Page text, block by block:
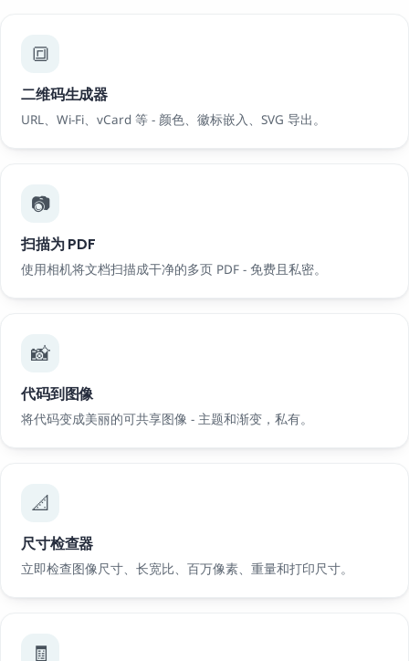
🔳
二维码生成器
URL、Wi-Fi、vCard 等 - 颜色、徽标嵌入、SVG 导出。
📷
扫描为 PDF
使用相机将文档扫描成干净的多页 PDF - 免费且私密。
📸
代码到图像
将代码变成美丽的可共享图像 - 主题和渐变，私有。
📐
尺寸检查器
立即检查图像尺寸、长宽比、百万像素、重量和打印尺寸。
🧾